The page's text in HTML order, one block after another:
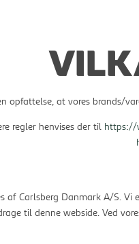
opfattelse, at vores brands/
regler henvises der til https://
af Carlsberg Danmark A/S. Vi
til denne webside. Ved